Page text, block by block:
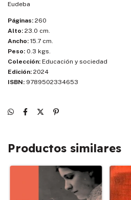
Eudeba
Páginas: 260
Alto: 23.0 cm.
Ancho: 15.7 cm.
Peso: 0.3 kgs.
Colección: Educación y sociedad
Edición: 2024
ISBN: 9789502334653
Productos similares